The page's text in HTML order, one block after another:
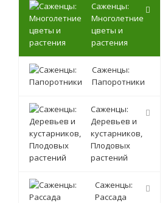
Саженцы:
Многолетние
цветы и
растения
Саженцы:
Папоротники
Саженцы:
Деревьев и
кустарников,
Плодовых
растений
Саженцы:
Рассада